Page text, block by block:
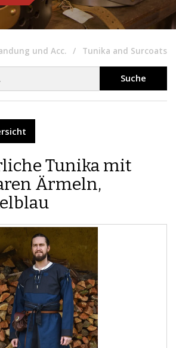
und Acc. Tunika and Surcoats
Suche
Tunika mit
Ärmeln,